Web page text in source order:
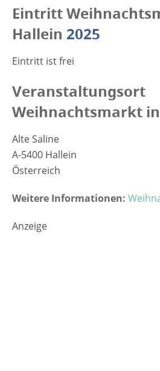
Eintritt
Hallein 2025
Eintritt ist frei
Veranstaltungsort
Weihnachtsmarkt
Alte Saline
A-5400 Hallein
Österreich
Weitere Informationen:
Anzeige